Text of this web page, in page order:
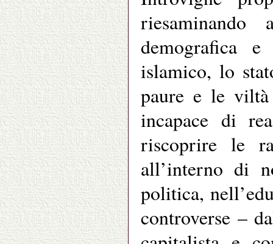
demografica
islamico, lo
paure e le
incapace di
riscoprire le
all’interno di
politica,
controverse –